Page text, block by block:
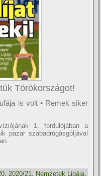
Törökországot!
is volt • Remek siker
1. fordulójában a
pazar szabadrúgásgóljával
2020/21 Nemzetek Ligája